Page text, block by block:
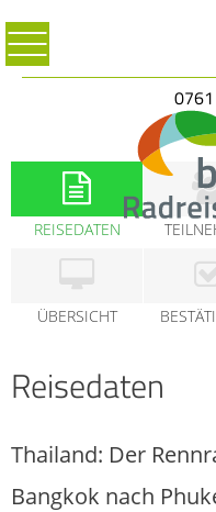
REISEDATEN
ÜBERSICHT
Reisedaten
Thailand: Der
Bangkok nach